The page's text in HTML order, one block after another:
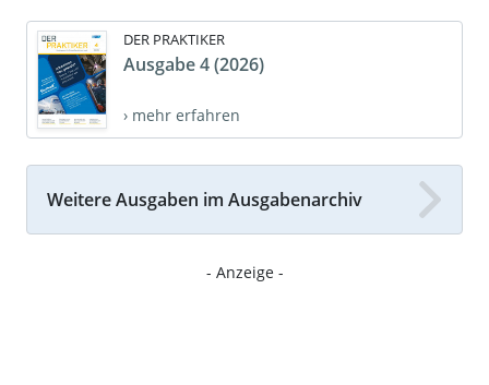
DER PRAKTIKER
Ausgabe 4 (2026)
› mehr erfahren
Weitere Ausgaben im Ausgabenarchiv
- Anzeige -